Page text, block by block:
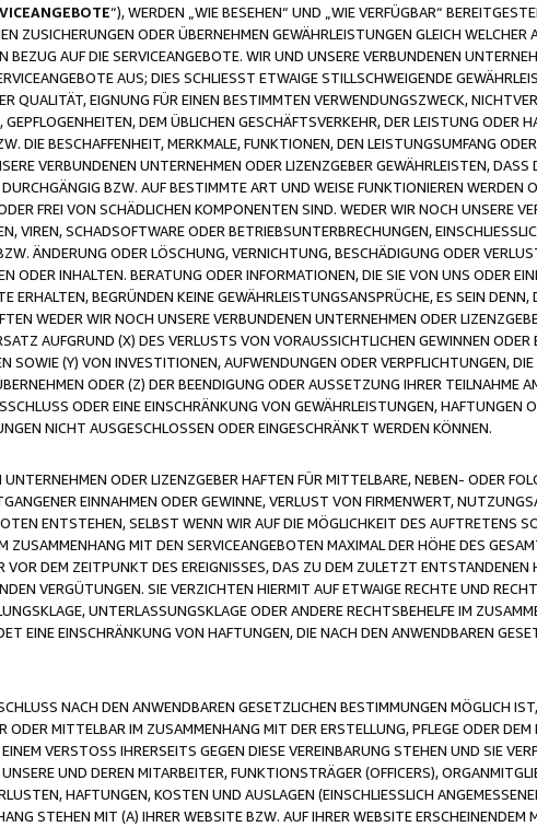
“), WERDEN „WIE BESEHEN“ UND „WIE VERFÜGBAR“
ZUSICHERUNGEN ODER ÜBERNEHMEN GEWÄHRLEISTUNGEN GLEICH
BEZUG AUF DIE SERVICEANGEBOTE. WIR UND UNSERE VERBUNDENEN
AUS; DIES SCHLIESST ETWAIGE STILLSCHWEIGENDE
QUALITÄT, EIGNUNG FÜR EINEN BESTIMMTEN VERWENDUNGSZWECK,
DEM ÜBLICHEN GESCHÄFTSVERKEHR, DER LEISTUNG ODER
DIE BESCHAFFENHEIT, MERKMALE, FUNKTIONEN, DEN LEISTUNGSUMFANG
VERBUNDENEN UNTERNEHMEN ODER LIZENZGEBER GEWÄHRLEISTEN, DASS
BZW. AUF BESTIMMTE ART UND WEISE FUNKTIONIEREN WERDEN
FREI VON SCHÄDLICHEN KOMPONENTEN SIND. WEDER WIR NOCH UNSERE
VIREN, SCHADSOFTWARE ODER BETRIEBSUNTERBRECHUNGEN,
ÄNDERUNG ODER LÖSCHUNG, VERNICHTUNG, BESCHÄDIGUNG ODER
ODER INHALTEN. BERATUNG ODER INFORMATIONEN, DIE SIE VON UNS ODER
ERHALTEN, BEGRÜNDEN KEINE GEWÄHRLEISTUNGSANSPRÜCHE, ES SEIN DENN,
WEDER WIR NOCH UNSERE VERBUNDENEN UNTERNEHMEN ODER
AUFGRUND (X) DES VERLUSTS VON VORAUSSICHTLICHEN GEWINNEN
SOWIE (Y) VON INVESTITIONEN, AUFWENDUNGEN ODER VERPFLICHTUNGEN,
ODER (Z) DER BEENDIGUNG ODER AUSSETZUNG IHRER TEILNAHME
ODER EINE EINSCHRÄNKUNG VON GEWÄHRLEISTUNGEN, HAFTUNGEN
NICHT AUSGESCHLOSSEN ODER EINGESCHRÄNKT WERDEN KÖNNEN.
ODER LIZENZGEBER HAFTEN FÜR MITTELBARE, NEBEN- ODER
EINNAHMEN ODER GEWINNE, VERLUST VON FIRMENWERT,
ENTSTEHEN, SELBST WENN WIR AUF DIE MÖGLICHKEIT DES AUFTRETENS
MIT DEN SERVICEANGEBOTEN MAXIMAL DER HÖHE DES
DEM ZEITPUNKT DES EREIGNISSES, DAS ZU DEM ZULETZT ENTSTANDENEN
VERGÜTUNGEN. SIE VERZICHTEN HIERMIT AUF ETWAIGE RECHTE UND
UNTERLASSUNGSKLAGE ODER ANDERE RECHTSBEHELFE IM
EINE EINSCHRÄNKUNG VON HAFTUNGEN, DIE NACH DEN ANWENDBAREN
NACH DEN ANWENDBAREN GESETZLICHEN BESTIMMUNGEN MÖGLICH
MITTELBAR IM ZUSAMMENHANG MIT DER ERSTELLUNG, PFLEGE ODER DEM
VERSTOSS IHRERSEITS GEGEN DIESE VEREINBARUNG STEHEN UND SIE
UND DEREN MITARBEITER, FUNKTIONSTRÄGER (OFFICERS),
HAFTUNGEN, KOSTEN UND AUSLAGEN (EINSCHLIESSLICH
STEHEN MIT (A) IHRER WEBSITE BZW. AUF IHRER WEBSITE ERSCHEINENDEM